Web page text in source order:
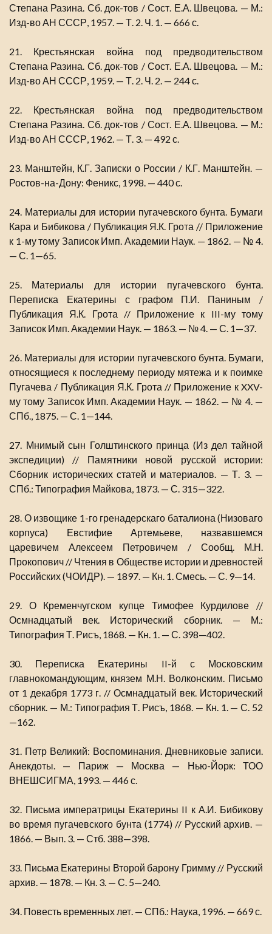
Степана Разина. Сб. док-тов / Сост. Е.А. Швецова. — М.:
Изд-во АН СССР, 1957. — Т. 2. Ч. 1. — 666 с.
21. Крестьянская война под предводительством
Степана Разина. Сб. док-тов / Сост. Е.А. Швецова. — М.:
Изд-во АН СССР, 1959. — Т. 2. Ч. 2. — 244 с.
22. Крестьянская война под предводительством
Степана Разина. Сб. док-тов / Сост. Е.А. Швецова. — М.:
Изд-во АН СССР, 1962. — Т. 3. — 492 с.
23. Манштейн, К.Г. Записки о России / К.Г. Манштейн. —
Ростов-на-Дону: Феникс, 1998. — 440 с.
24. Материалы для истории пугачевского бунта. Бумаги
Кара и Бибикова / Публикация Я.К. Грота // Приложение
к 1-му тому Записок Имп. Академии Наук. — 1862. — № 4.
— С. 1—65.
25. Материалы для истории пугачевского бунта.
Переписка Екатерины с графом П.И. Паниным /
Публикация Я.К. Грота // Приложение к III-му тому
Записок Имп. Академии Наук. — 1863. — № 4. — С. 1—37.
26. Материалы для истории пугачевского бунта. Бумаги,
относящиеся к последнему периоду мятежа и к поимке
Пугачева / Публикация Я.К. Грота // Приложение к XXV-
му тому Записок Имп. Академии Наук. — 1862. — № 4. —
СПб., 1875. — С. 1—144.
27. Мнимый сын Голштинского принца (Из дел тайной
экспедиции) // Памятники новой русской истории:
Сборник исторических статей и материалов. — Т. 3. —
СПб.: Типография Майкова, 1873. — С. 315—322.
28. О извощике 1-го гренадерскаго баталиона (Низоваго
корпуса) Евстифие Артемьеве, назвавшемся
царевичем Алексеем Петровичем / Сообщ. М.Н.
Прокопович // Чтения в Обществе истории и древностей
Российских (ЧОИДР). — 1897. — Кн. 1. Смесь. — С. 9—14.
29. О Кременчугском купце Тимофее Курдилове //
Осмнадцатый век. Исторический сборник. — М.:
Типография Т. Рисъ, 1868. — Кн. 1. — С. 398—402.
30. Переписка Екатерины II-й с Московским
главнокомандующим, князем М.Н. Волконским. Письмо
от 1 декабря 1773 г. // Осмнадцатый век. Исторический
сборник. — М.: Типография Т. Рисъ, 1868. — Кн. 1. — С. 52
—162.
31. Петр Великий: Воспоминания. Дневниковые записи.
Анекдоты. — Париж — Москва — Нью-Йорк: ТОО
ВНЕШСИГМА, 1993. — 446 с.
32. Письма императрицы Екатерины II к А.И. Бибикову
во время пугачевского бунта (1774) // Русский архив. —
1866. — Вып. 3. — Стб. 388—398.
33. Письма Екатерины Второй барону Гримму // Русский
архив. — 1878. — Кн. 3. — С. 5—240.
34. Повесть временных лет. — СПб.: Наука, 1996. — 669 с.